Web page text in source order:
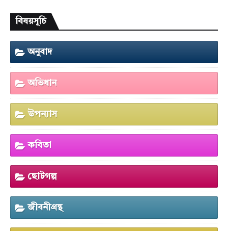
বিষয়সূচি
অনুবাদ
অভিধান
উপন্যাস
কবিতা
ছোটগল্প
জীবনীগ্রন্থ